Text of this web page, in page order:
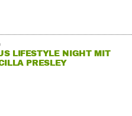
LIFESTYLE NIGHT MIT
PRESLEY